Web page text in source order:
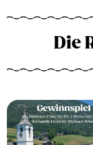
Die